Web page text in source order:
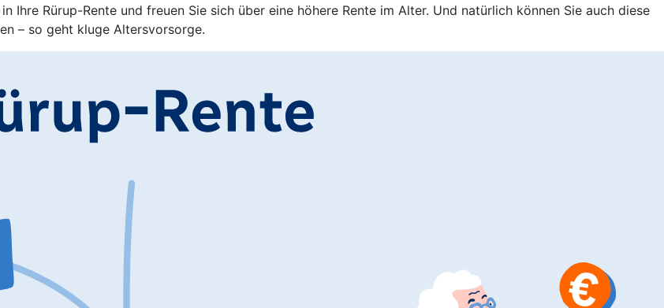
Ihre Rürup-Rente und freuen Sie sich über eine höhere Rente im Alter. Und natürlich können Sie auch diese
– so geht kluge Altersvorsorge.